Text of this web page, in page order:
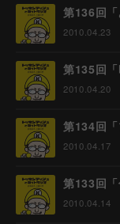
第136回「
2010.04.23
第135回「
2010.04.20
第134回「
2010.04.17
第133回「
2010.04.14